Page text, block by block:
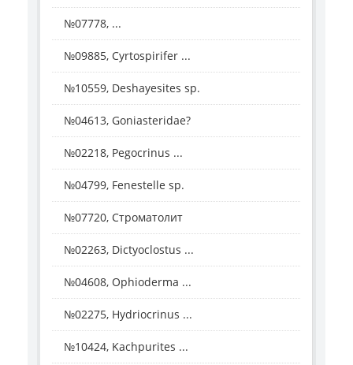
№07778, ...
№09885, Cyrtospirifer ...
№10559, Deshayesites sp.
№04613, Goniasteridae?
№02218, Pegocrinus ...
№04799, Fenestelle sp.
№07720, Строматолит
№02263, Dictyoclostus ...
№04608, Ophioderma ...
№02275, Hydriocrinus ...
№10424, Kachpurites ...